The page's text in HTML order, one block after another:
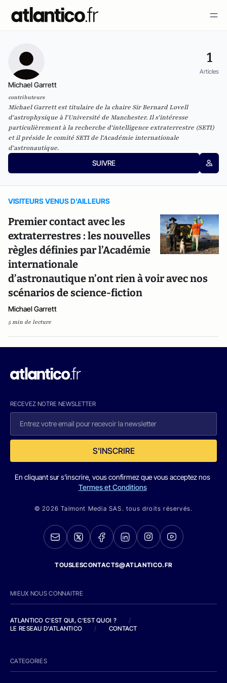
1
Articles
Michael Garrett
contributeurs
Michael Garrett est titulaire de la chaire Sir Bernard Lovell
d'astrophysique à l'Université de Manchester. Il s'intéresse
particulièrement à la recherche d'intelligence extraterrestre (SETI)
et il préside le comité SETI de l'Académie internationale
d'astronautique.
SUIVRE
VISITEURS VENUS D'AILLEURS
Premier contact avec les
extraterrestres : les nouvelles
règles définies par l’Académie
internationale
d’astronautique n’ont rien à voir avec nos
scénarios de science-fiction
Michael Garrett
5 min de lecture
RECEVEZ NOTRE NEWSLETTER
S'INSCRIRE
En cliquant sur s'inscrire, vous confirmez que vous acceptez nos
Termes et Conditions
© 2026 Talmont Media SAS. tous droits réservés.
TOUSLESCONTACTS@ATLANTICO.FR
MIEUX NOUS CONNAITRE
ATLANTICO C'EST QUI, C'EST QUOI ?
/
LE RESEAU D'ATLANTICO
/ CONTACT
CATEGORIES